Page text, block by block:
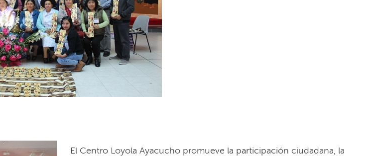
El Centro Loyola Ayacucho promueve la participación ciudadana, la